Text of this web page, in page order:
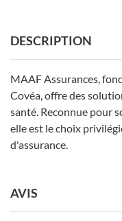
DESCRIPTION
MAAF Assurances,
Covéa, offre des
santé. Reconnue pour
elle est le choix
d'assurance.
AVIS